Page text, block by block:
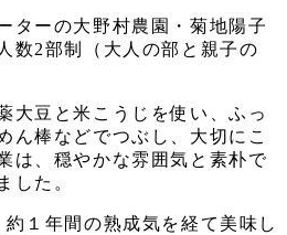
ターの大野村農園・菊地陽子
数2部制（大人の部と親子の
大豆と米こうじを使い、ふっ
ん棒などでつぶし、大切にこ
は、穏やかな雰囲気と素朴で
した。
１年間の熟成気を経て美味し